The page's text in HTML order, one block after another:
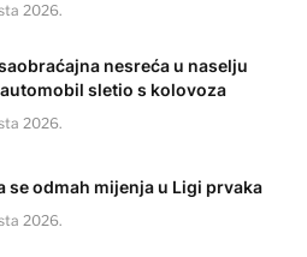
2026.
nesreća u naselju
automobil sletio s kolovoza
2026.
se odmah mijenja u Ligi prvaka
2026.